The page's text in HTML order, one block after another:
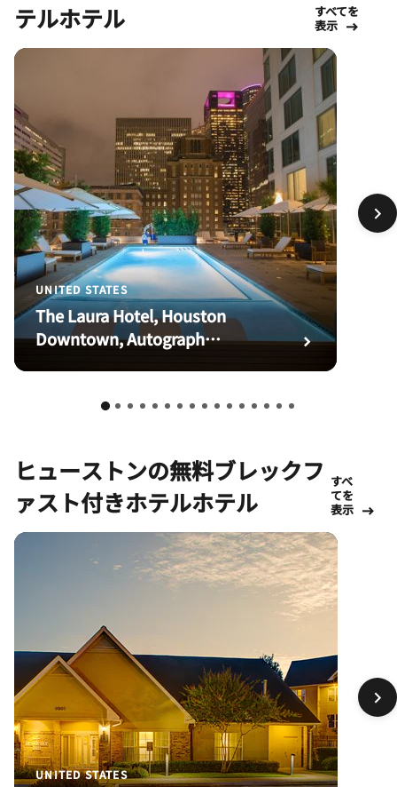
テルホテル
すべてを
表示
UNITED STATES
The Laura Hotel, Houston
Downtown, Autograph
ヒューストンの無料ブレックフ
ァスト付きホテルホテル
すべ
てを
表示
UNITED STATES